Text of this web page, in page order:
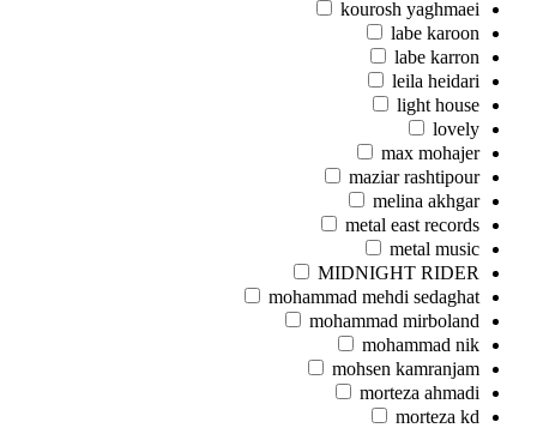
kourosh yaghmaei
labe karoon
labe karron
leila heidari
light house
lovely
max mohajer
maziar rashtipour
melina akhgar
metal east records
metal music
MIDNIGHT RIDER
mohammad mehdi sedaghat
mohammad mirboland
mohammad nik
mohsen kamranjam
morteza ahmadi
morteza kd